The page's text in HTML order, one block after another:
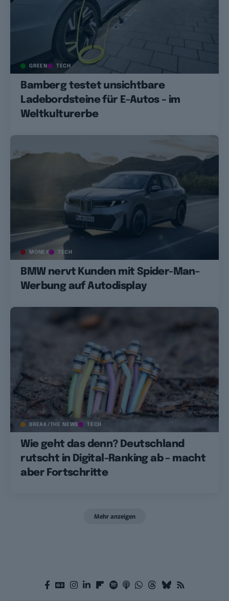
GREEN TECH
Bamberg testet unsichtbare
Ladebordsteine für E-Autos – im
Weltkulturerbe
MONEY TECH
BMW nervt Kunden mit Spider-Man-
Werbung auf Autodisplay
BREAK/THE NEWS TECH
Wie geht das denn? Deutschland
rutscht in Digital-Ranking ab – macht
aber Fortschritte
Mehr anzeigen